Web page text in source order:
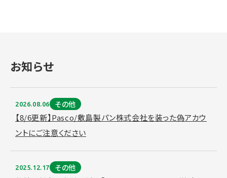
お知らせ
2026.08.06 その他
【8/6更新】Pasco/敷島製パン株式会社を装った偽アカウ
ントにご注意ください
2025.12.17 その他